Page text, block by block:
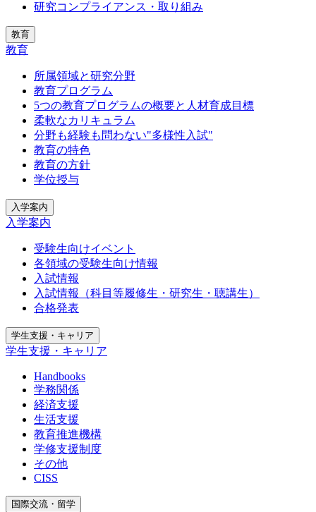
研究コンプライアンス・取り組み
教育
教育
所属領域と研究分野
教育プログラム
5つの教育プログラムの概要と人材育成目標
柔軟なカリキュラム
分野も経験も問わない"多様性入試"
教育の特色
教育の方針
学位授与
入学案内
入学案内
受験生向けイベント
各領域の受験生向け情報
入試情報
入試情報（科目等履修生・研究生・聴講生）
合格発表
学生支援・キャリア
学生支援・キャリア
Handbooks
学務関係
経済支援
生活支援
教育推進機構
学修支援制度
その他
CISS
国際交流・留学